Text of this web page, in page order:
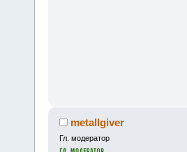
metallgiver
Гл. модератор